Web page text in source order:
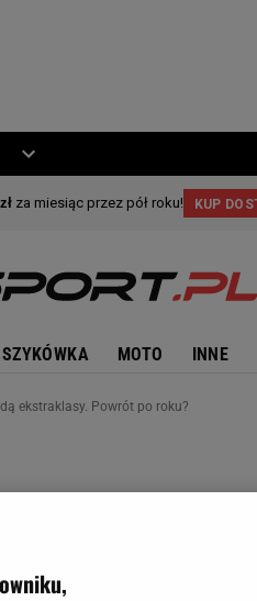
MOTO INNE
ekstraklasy. Powrót po roku?